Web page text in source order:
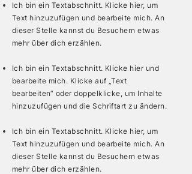
Ich bin ein Textabschnitt. Klicke hier, um
Text hinzuzufügen und bearbeite mich. An
dieser Stelle kannst du Besuchern etwas
mehr über dich erzählen.
Ich bin ein Textabschnitt. Klicke hier und
bearbeite mich. Klicke auf „Text
bearbeiten“ oder doppelklicke, um Inhalte
hinzuzufügen und die Schriftart zu ändern.
Ich bin ein Textabschnitt. Klicke hier, um
Text hinzuzufügen und bearbeite mich. An
dieser Stelle kannst du Besuchern etwas
mehr über dich erzählen.